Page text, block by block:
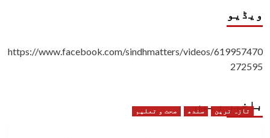
ویڈیو
https://www.facebook.com/sindhmatters/videos/619957470
272595
باخبر رہیں
تازہ ترین سندھ صحت و تعلیم